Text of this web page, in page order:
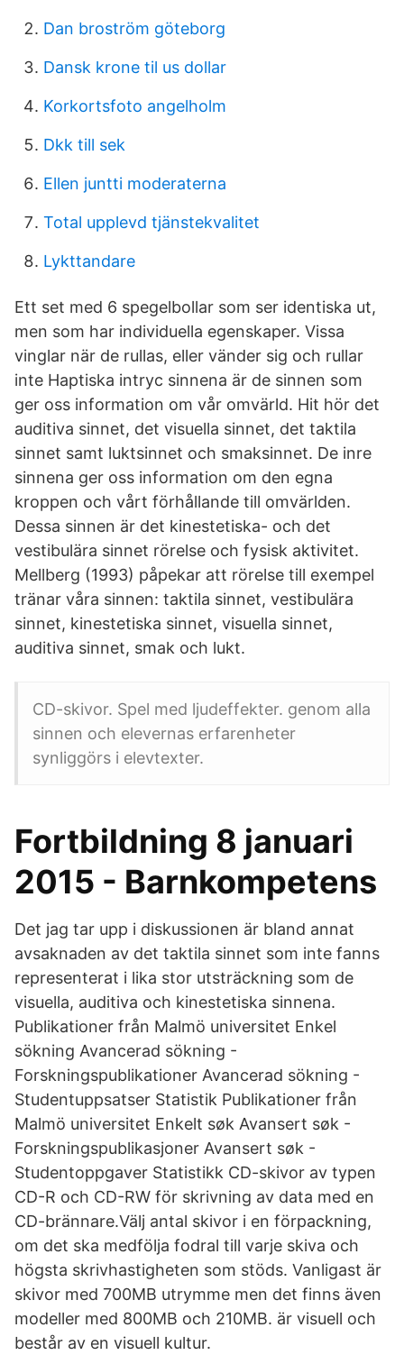
Dan broström göteborg
Dansk krone til us dollar
Korkortsfoto angelholm
Dkk till sek
Ellen juntti moderaterna
Total upplevd tjänstekvalitet
Lykttandare
Ett set med 6 spegelbollar som ser identiska ut,
men som har individuella egenskaper. Vissa
vinglar när de rullas, eller vänder sig och rullar
inte Haptiska intryc sinnena är de sinnen som
ger oss information om vår omvärld. Hit hör det
auditiva sinnet, det visuella sinnet, det taktila
sinnet samt luktsinnet och smaksinnet. De inre
sinnena ger oss information om den egna
kroppen och vårt förhållande till omvärlden.
Dessa sinnen är det kinestetiska- och det
vestibulära sinnet rörelse och fysisk aktivitet.
Mellberg (1993) påpekar att rörelse till exempel
tränar våra sinnen: taktila sinnet, vestibulära
sinnet, kinestetiska sinnet, visuella sinnet,
auditiva sinnet, smak och lukt.
CD-skivor. Spel med ljudeffekter. genom alla
sinnen och elevernas erfarenheter
synliggörs i elevtexter.
Fortbildning 8 januari
2015 - Barnkompetens
Det jag tar upp i diskussionen är bland annat
avsaknaden av det taktila sinnet som inte fanns
representerat i lika stor utsträckning som de
visuella, auditiva och kinestetiska sinnena.
Publikationer från Malmö universitet Enkel
sökning Avancerad sökning -
Forskningspublikationer Avancerad sökning -
Studentuppsatser Statistik Publikationer från
Malmö universitet Enkelt søk Avansert søk -
Forskningspublikasjoner Avansert søk -
Studentoppgaver Statistikk CD-skivor av typen
CD-R och CD-RW för skrivning av data med en
CD-brännare.Välj antal skivor i en förpackning,
om det ska medfölja fodral till varje skiva och
högsta skrivhastigheten som stöds. Vanligast är
skivor med 700MB utrymme men det finns även
modeller med 800MB och 210MB. är visuell och
består av en visuell kultur.